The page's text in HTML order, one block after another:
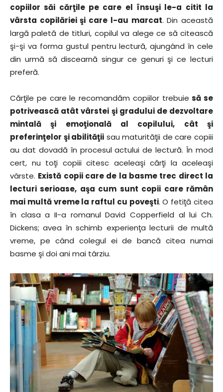
copiilor săi cărţile pe care el însuşi le-a citit la
vârsta copilăriei şi care l-au marcat. Din această
largă paletă de titluri, copilul va alege ce să citească
şi-şi va forma gustul pentru lectură, ajungând în cele
din urmă să discearnă singur ce genuri şi ce lecturi
preferă.
Cărţile pe care le recomandăm copiilor trebuiesă se
potrivească atât vârstei şi gradului de dezvoltare
mintală şi emoţională al copilului, cât şi
preferinţelor şi abilităţii sau maturităţii de care copiii
au dat dovadă în procesul actului de lectură. În mod
cert, nu toţi copiii citesc aceleaşi cărţi la aceleaşi
vârste. Există copii care de la basme trec direct la
lecturi serioase, aşa cum sunt copii care rămân
mai multă vreme la raftul cu poveşti. O fetiţă citea
în clasa a II-a romanul David Copperfield al lui Ch.
Dickens; avea în schimb experienţa lecturii de multă
vreme, pe când colegul ei de bancă citea numai
basme şi doi ani mai târziu.